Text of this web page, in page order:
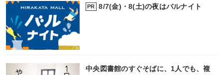
PR 8/7(金)・8(土)の夜はバルナイト
中央図書館のすぐそばに、1人でも、複